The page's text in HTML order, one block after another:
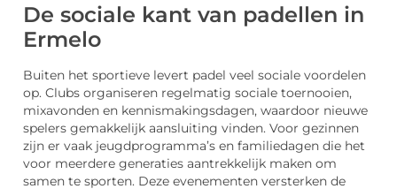
De sociale kant van padellen in
Ermelo
Buiten het sportieve levert padel veel sociale voordelen
op. Clubs organiseren regelmatig sociale toernooien,
mixavonden en kennismakingsdagen, waardoor nieuwe
spelers gemakkelijk aansluiting vinden. Voor gezinnen
zijn er vaak jeugdprogramma’s en familiedagen die het
voor meerdere generaties aantrekkelijk maken om
samen te sporten. Deze evenementen versterken de